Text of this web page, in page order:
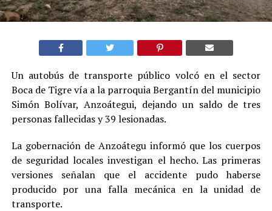
Un autobús de transporte público volcó en el sector
Boca de Tigre vía a la parroquia Bergantín del municipio
Simón Bolívar, Anzoátegui, dejando un saldo de tres
personas fallecidas y 39 lesionadas.
La gobernación de Anzoátegu informó que los cuerpos
de seguridad locales investigan el hecho. Las primeras
versiones señalan que el accidente pudo haberse
producido por una falla mecánica en la unidad de
transporte.